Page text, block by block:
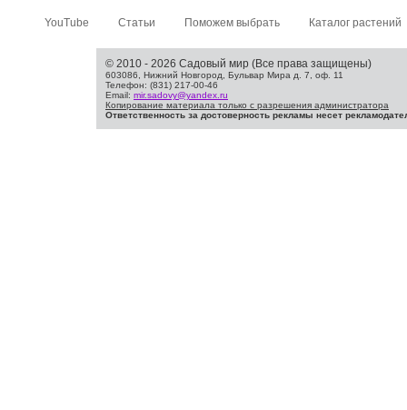
YouTube Статьи Поможем выбрать Каталог растений
© 2010 - 2026 Садовый мир (Все права защищены)
603086, Нижний Новгород, Бульвар Мира д. 7, оф. 11
Телефон: (831) 217-00-46
Email: mir.sadovy@yandex.ru
Копирование материала только с разрешения администратора
Ответственность за достоверность рекламы несет